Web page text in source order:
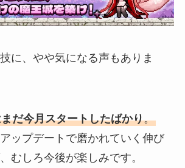
に、やや気になる声もありま
だ今月スタートしたばかり。
ップデートで磨かれていく伸び
むしろ今後が楽しみです。